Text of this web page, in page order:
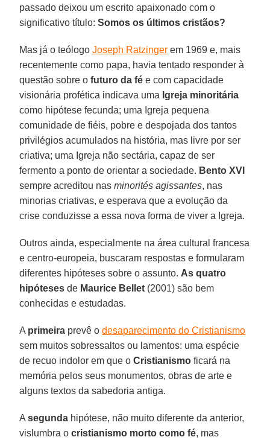
passado deixou um escrito apaixonado com o
significativo título:Somos os últimos cristãos?
Mas já o teólogoJoseph Ratzinger em 1969 e, mais
recentemente como papa, havia tentado responder à
questão sobre ofuturo da fée com capacidade
visionária profética indicava uma Igreja minoritária
como hipótese fecunda; uma Igreja pequena
comunidade de fiéis, pobre e despojada dos tantos
privilégios acumulados na história, mas livre por ser
criativa; uma Igreja não sectária, capaz de ser
fermento a ponto de orientar a sociedade. Bento XVI
sempre acreditou nasminorités agissantes, nas
minorias criativas, e esperava que a evolução da
crise conduzisse a essa nova forma de viver a Igreja.
Outros ainda, especialmente na área cultural francesa
e centro-europeia, buscaram respostas e formularam
diferentes hipóteses sobre o assunto. As quatro
hipóteses de Maurice Bellet (2001) são bem
conhecidas e estudadas.
A primeira prevê odesaparecimento do Cristianismo
sem muitos sobressaltos ou lamentos: uma espécie
de recuo indolor em que oCristianismo ficará na
memória pelos seus monumentos, obras de arte e
alguns textos da sabedoria antiga.
Asegunda hipótese, não muito diferente da anterior,
vislumbra ocristianismo morto como fé, mas